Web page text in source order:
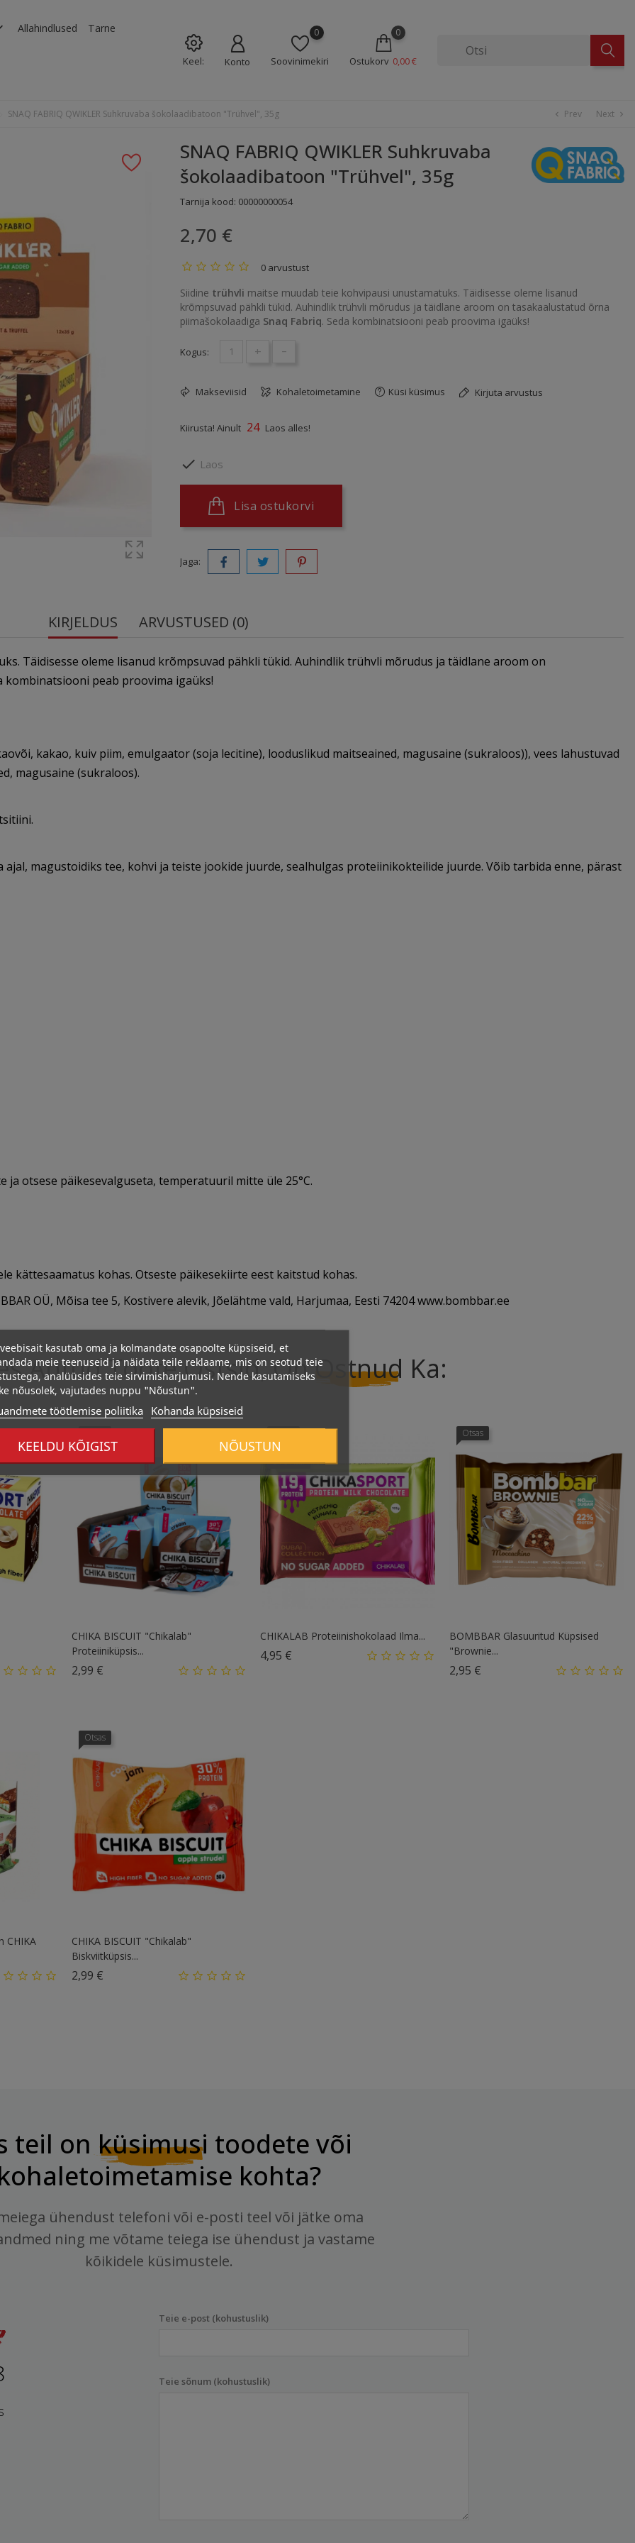
Allahindlused Tarne
Keel: Konto
0
Soovinimekiri
0
Ostukorv 0,00 €
SNAQ FABRIQ QWIKLER Suhkruvaba šokolaadibatoon "Trühvel", 35g chevron_left Prev Next chevron_right
SNAQ FABRIQ QWIKLER Suhkruvaba
šokolaadibatoon "Trühvel", 35g
Tarnija kood: 00000000054
2,70 €
0 arvustust
Siidine trühvli maitse muudab teie kohvipausi unustamatuks. Täidisesse oleme lisanud
krõmpsuvad pähkli tükid. Auhindlik trühvli mõrudus ja täidlane aroom on tasakaalustatud õrna
piimašokolaadiga Snaq Fabriq. Seda kombinatsiooni peab proovima igaüks!
Kogus: + -
Makseviisid Kohaletoimetamine Küsi küsimus Kirjuta arvustus
Kiirusta! Ainult 24 Laos alles!
 Laos
Lisa ostukorvi
Jaga:
KIRJELDUS ARVUSTUSED (0)
Täidisesse oleme lisanud krõmpsuvad pähkli tükid. Auhindlik trühvli mõrudus ja täidlane aroom on
kombinatsiooni peab proovima igaüks!
kakao, kuiv piim, emulgaator (soja lecitine), looduslikud maitseained, magusaine (sukraloos)), vees lahustuvad
magusaine (sukraloos).
magustoidiks tee, kohvi ja teiste jookide juurde, sealhulgas proteiinikokteilide juurde. Võib tarbida enne, pärast
otsese päikesevalguseta, temperatuuril mitte üle 25°C.
kättesaamatus kohas. Otseste päikesekiirte eest kaitstud kohas.
OÜ, Mõisa tee 5, Kostivere alevik, Jõelähtme vald, Harjumaa, Eesti 74204 www.bombbar.ee
Antud Toote Ostsid, OnOstnud Ka:
CHIKA BISCUIT "Сhikalab"
Proteiiniküpsis...
2,99 €Hind
516 Kcal
CHIKALAB Proteiinishokolaad Ilma...
4,95 €
Otsas
BOMBBAR Glasuuritud Küpsised
"Brownie...
2,95 €
CHIKA
Otsas
CHIKA BISCUIT "Chikalab"
Biskviitküpsis...
2,99 €Hind
teil on küsimusi toodete või
kohta?
ühendust telefoni või e-posti teel või jätke oma
ning me võtame teiega ise ühendust ja vastame
kõikidele küsimustele.
Teie e-post (kohustuslik)
Teie sõnum (kohustuslik)
kasutab oma ja kolmandate osapoolte küpsiseid, et
meie teenuseid ja näidata teile reklaame, mis on seotud teie
analüüsides teie sirvimisharjumusi. Nende kasutamiseks
nõusolek, vajutades nuppu "Nõustun".
töötlemise poliitika Kohanda küpsiseid
KEELDU KÕIGIST NÕUSTUN